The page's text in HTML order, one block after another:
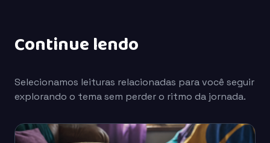
Continue lendo
Selecionamos leituras relacionadas para você seguir
explorando o tema sem perder o ritmo da jornada.